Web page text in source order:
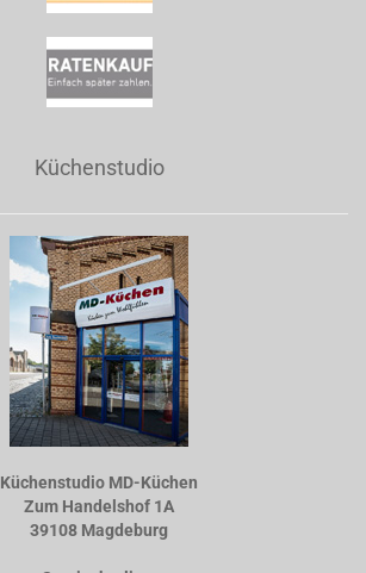
Küchenstudio
Küchenstudio MD-Küchen
Zum Handelshof 1A
39108 Magdeburg